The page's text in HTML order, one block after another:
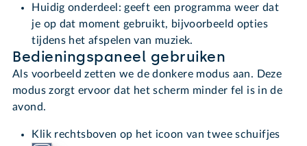
Huidig onderdeel: geeft een programma weer dat
je op dat moment gebruikt, bijvoorbeeld opties
tijdens het afspelen van muziek.
Bedieningspaneel gebruiken
Als voorbeeld zetten we de donkere modus aan. Deze
modus zorgt ervoor dat het scherm minder fel is in de
avond.
Klik rechtsboven op het icoon van twee schuifjes